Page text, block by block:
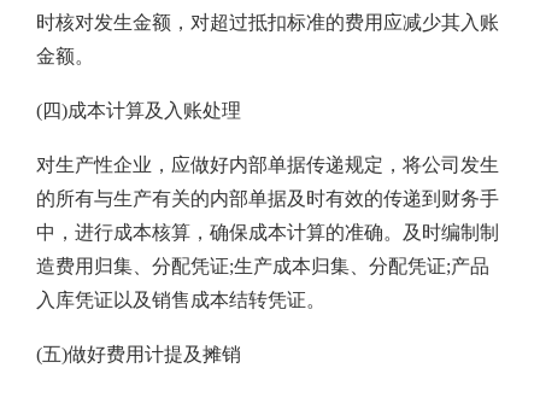
时核对发生金额，对超过抵扣标准的费用应减少其入账
金额。
(四)成本计算及入账处理
对生产性企业，应做好内部单据传递规定，将公司发生
的所有与生产有关的内部单据及时有效的传递到财务手
中，进行成本核算，确保成本计算的准确。及时编制制
造费用归集、分配凭证;生产成本归集、分配凭证;产品
入库凭证以及销售成本结转凭证。
(五)做好费用计提及摊销